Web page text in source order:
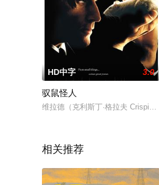
HD中字 3.0
驭鼠怪人
维拉德（克利斯丁·格拉夫 Crispin
相关推荐